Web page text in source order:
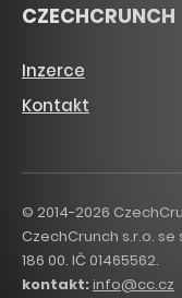
CZECHCRUNCH
Inzerce
Kontakt
© 2014-2026
CzechCrunch s.r.o. se
186 00. IČ 01465562.
kontakt:info@cc.cz